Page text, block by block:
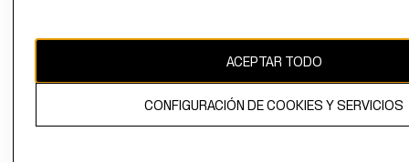
El contenido de esta página web está protegido por copyright y es
propiedad de H&M Hennes & Mauritz AB.
ACEPTAR TODO
CONFIGURACIÓN DE COOKIES Y SERVICIOS